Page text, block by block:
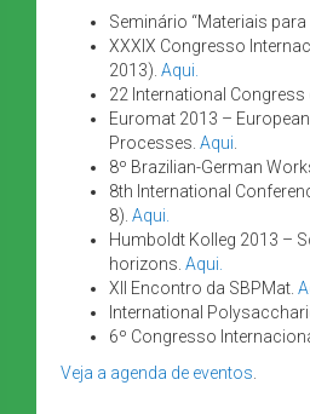
Seminário “Materiais
XXXIX Congresso
2013). Aqui.
22 International
Euromat 2013 –
Processes. Aqui
8º Brazilian-German
8th International
8). Aqui.
Humboldt Kolleg 2013 –
horizons. Aqui.
XII Encontro da SBPMat.
International
6º Congresso
Veja a agenda de eventos